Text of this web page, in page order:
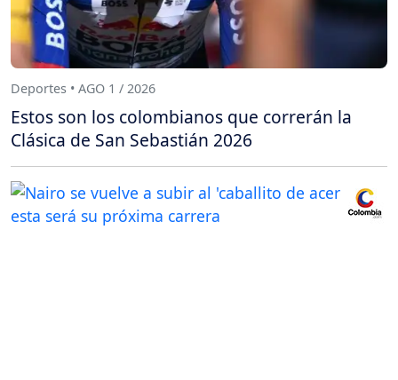
Deportes • AGO 1 / 2026
Estos son los colombianos que correrán la
Clásica de San Sebastián 2026